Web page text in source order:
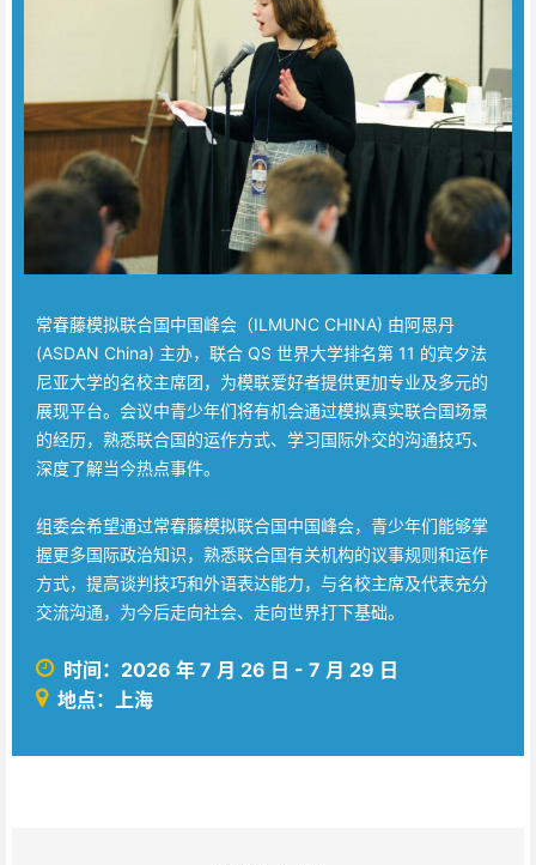
常春藤模拟联合国中国峰会（ILMUNC CHINA) 由阿思丹
(ASDAN China) 主办，联合 QS 世界大学排名第 11 的宾夕法
尼亚大学的名校主席团，为模联爱好者提供更加专业及多元的
展现平台。会议中青少年们将有机会通过模拟真实联合国场景
的经历，熟悉联合国的运作方式、学习国际外交的沟通技巧、
深度了解当今热点事件。
组委会希望通过常春藤模拟联合国中国峰会，青少年们能够掌
握更多国际政治知识，熟悉联合国有关机构的议事规则和运作
方式，提高谈判技巧和外语表达能力，与名校主席及代表充分
交流沟通，为今后走向社会、走向世界打下基础。
时间：2026 年 7 月 26 日 - 7 月 29 日
地点：上海